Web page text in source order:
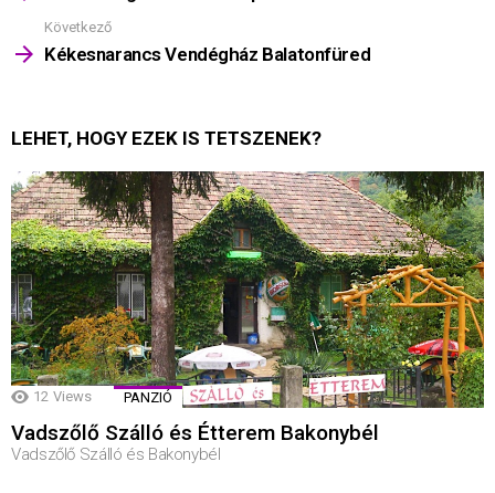
Következő
Kékesnarancs Vendégház Balatonfüred
LEHET, HOGY EZEK IS TETSZENEK?
12 Views PANZIÓ
Vadszőlő Szálló és Étterem Bakonybél
Vadszőlő Szálló és Bakonybél